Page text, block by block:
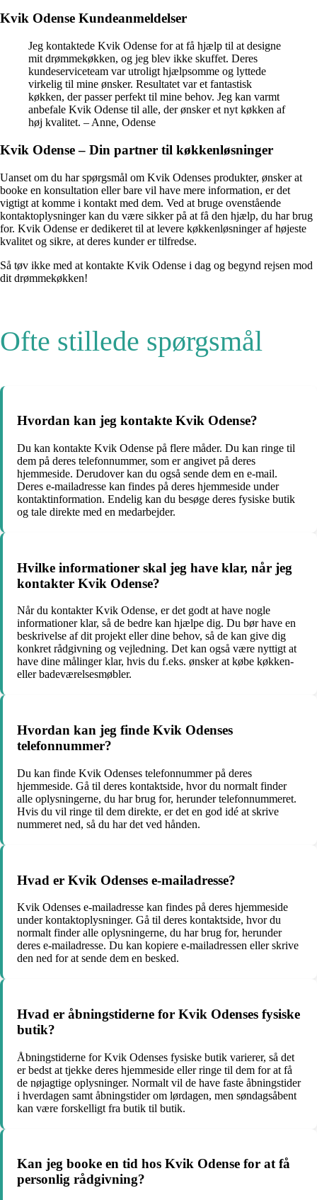
Kvik Odense Kundeanmeldelser
Jeg kontaktede Kvik Odense for at få hjælp til at designe
mit drømmekøkken, og jeg blev ikke skuffet. Deres
kundeserviceteam var utroligt hjælpsomme og lyttede
virkelig til mine ønsker. Resultatet var et fantastisk
køkken, der passer perfekt til mine behov. Jeg kan varmt
anbefale Kvik Odense til alle, der ønsker et nyt køkken af
høj kvalitet. – Anne, Odense
Kvik Odense – Din partner til køkkenløsninger
Uanset om du har spørgsmål om Kvik Odenses produkter, ønsker at
booke en konsultation eller bare vil have mere information, er det
vigtigt at komme i kontakt med dem. Ved at bruge ovenstående
kontaktoplysninger kan du være sikker på at få den hjælp, du har brug
for. Kvik Odense er dedikeret til at levere køkkenløsninger af højeste
kvalitet og sikre, at deres kunder er tilfredse.
Så tøv ikke med at kontakte Kvik Odense i dag og begynd rejsen mod
dit drømmekøkken!
Ofte stillede spørgsmål
Hvordan kan jeg kontakte Kvik Odense?
Du kan kontakte Kvik Odense på flere måder. Du kan ringe til
dem på deres telefonnummer, som er angivet på deres
hjemmeside. Derudover kan du også sende dem en e-mail.
Deres e-mailadresse kan findes på deres hjemmeside under
kontaktinformation. Endelig kan du besøge deres fysiske butik
og tale direkte med en medarbejder.
Hvilke informationer skal jeg have klar, når jeg
kontakter Kvik Odense?
Når du kontakter Kvik Odense, er det godt at have nogle
informationer klar, så de bedre kan hjælpe dig. Du bør have en
beskrivelse af dit projekt eller dine behov, så de kan give dig
konkret rådgivning og vejledning. Det kan også være nyttigt at
have dine målinger klar, hvis du f.eks. ønsker at købe køkken-
eller badeværelsesmøbler.
Hvordan kan jeg finde Kvik Odenses
telefonnummer?
Du kan finde Kvik Odenses telefonnummer på deres
hjemmeside. Gå til deres kontaktside, hvor du normalt finder
alle oplysningerne, du har brug for, herunder telefonnummeret.
Hvis du vil ringe til dem direkte, er det en god idé at skrive
nummeret ned, så du har det ved hånden.
Hvad er Kvik Odenses e-mailadresse?
Kvik Odenses e-mailadresse kan findes på deres hjemmeside
under kontaktoplysninger. Gå til deres kontaktside, hvor du
normalt finder alle oplysningerne, du har brug for, herunder
deres e-mailadresse. Du kan kopiere e-mailadressen eller skrive
den ned for at sende dem en besked.
Hvad er åbningstiderne for Kvik Odenses fysiske
butik?
Åbningstiderne for Kvik Odenses fysiske butik varierer, så det
er bedst at tjekke deres hjemmeside eller ringe til dem for at få
de nøjagtige oplysninger. Normalt vil de have faste åbningstider
i hverdagen samt åbningstider om lørdagen, men søndagsåbent
kan være forskelligt fra butik til butik.
Kan jeg booke en tid hos Kvik Odense for at få
personlig rådgivning?